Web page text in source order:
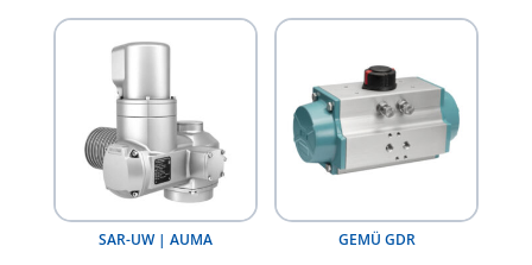
SAR-UW | AUMA GEMÜ GDR